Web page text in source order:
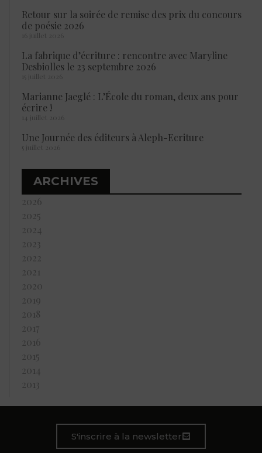
Retour sur la soirée de remise des prix du concours
de poésie 2026
16 juillet 2026
La fabrique d’écriture : rencontre avec Maryline
Desbiolles le 23 septembre 2026
15 juillet 2026
Marianne Jaeglé : L’École du roman, deux ans pour
écrire !
14 juillet 2026
Une Journée des éditeurs à Aleph-Ecriture
5 juillet 2026
ARCHIVES
2026
2025
2024
2023
2022
2021
2020
2019
2018
2017
2016
2015
2014
2013
S'inscrire à la newsletter